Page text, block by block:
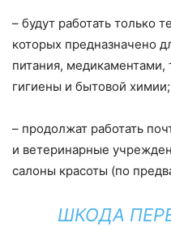
– будут работать только
которых предназначено
питания, медикаментами,
гигиены и бытовой химии;
– продолжат работать
и ветеринарные
салоны красоты (по
ШКОДА